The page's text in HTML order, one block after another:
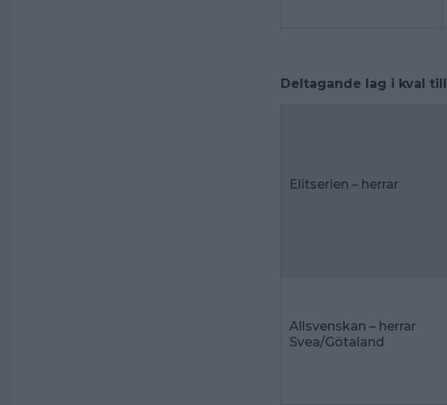
Deltagande lag i kval till
Elitserien – herrar
Allsvenskan – herrar
Svea/Götaland